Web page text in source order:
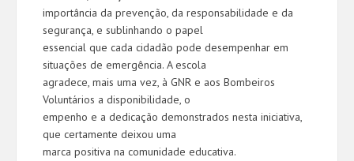
importância da prevenção, da responsabilidade e da
segurança, e sublinhando o papel
essencial que cada cidadão pode desempenhar em
situações de emergência. A escola
agradece, mais uma vez, à GNR e aos Bombeiros
Voluntários a disponibilidade, o
empenho e a dedicação demonstrados nesta iniciativa,
que certamente deixou uma
marca positiva na comunidade educativa.